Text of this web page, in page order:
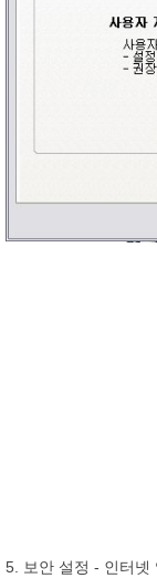
5. 보안 설정 - 인터넷